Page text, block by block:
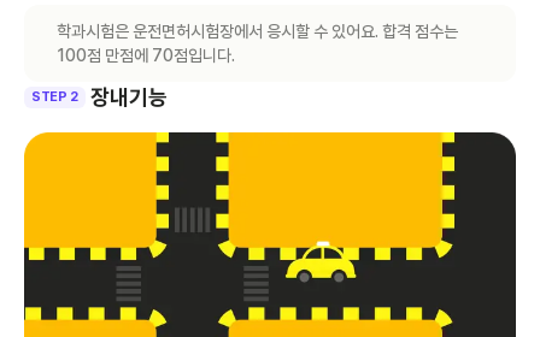
학과시험은 운전면허시험장에서 응시할 수 있어요. 합격 점수는
100점 만점에 70점입니다.
STEP 2 장내기능